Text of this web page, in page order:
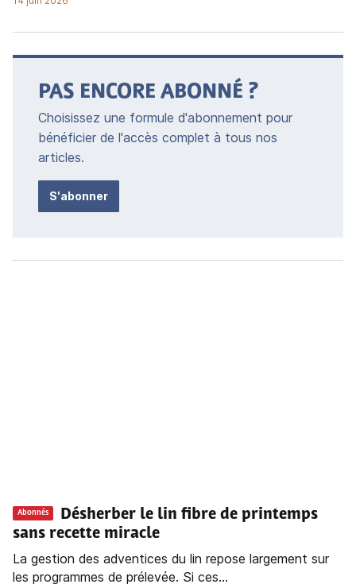
PAS ENCORE ABONNÉ ?
Choisissez une formule d'abonnement pour
bénéficier de l'accès complet à tous nos
articles.
S'abonner
Abonnés
Désherber le lin fibre de printemps
sans recette miracle
La gestion des adventices du lin repose largement sur
les programmes de prélevée. Si ces...